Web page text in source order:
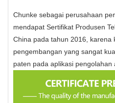
Chunke sebagai perusahaan
mendapat Sertifikat Produsen
China pada tahun 2016, karena
pengembangan yang sangat
paten pada aplikasi pengolahan